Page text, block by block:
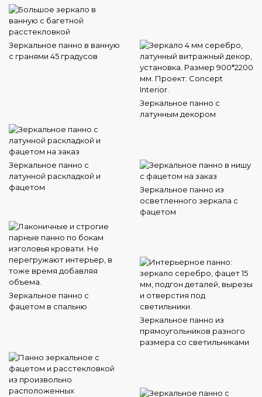
Зеркальное панно в ванную
с гранями 45 градусов
Зеркальное панно с
латунным декором
Зеркальное панно с
латунной раскладкой и
фацетом
Зеркальное панно из
осветленного зеркала с
фацетом
Зеркальное панно с
фацетом в спальню
Зеркальное панно из
прямоугольников разного
размера со светильниками